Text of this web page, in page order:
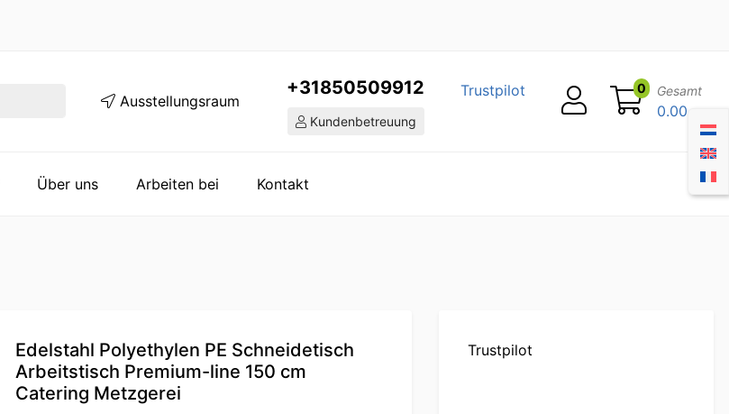
Ausstellungsraum
+31850509912
Kundenbetreuung
Trustpilot 0 Gesamt
0.00
Über uns Arbeiten bei Kontakt
Edelstahl Polyethylen PE Schneidetisch
Arbeitstisch Premium-line 150 cm
Catering Metzgerei
Trustpilot